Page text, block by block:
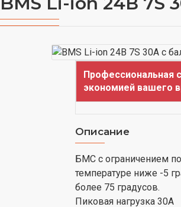
Профессиональная
экономией вашего
Описание
БМС с ограничением
температуре ниже -5
более 75 градусов.
Пиковая нагрузка 30А